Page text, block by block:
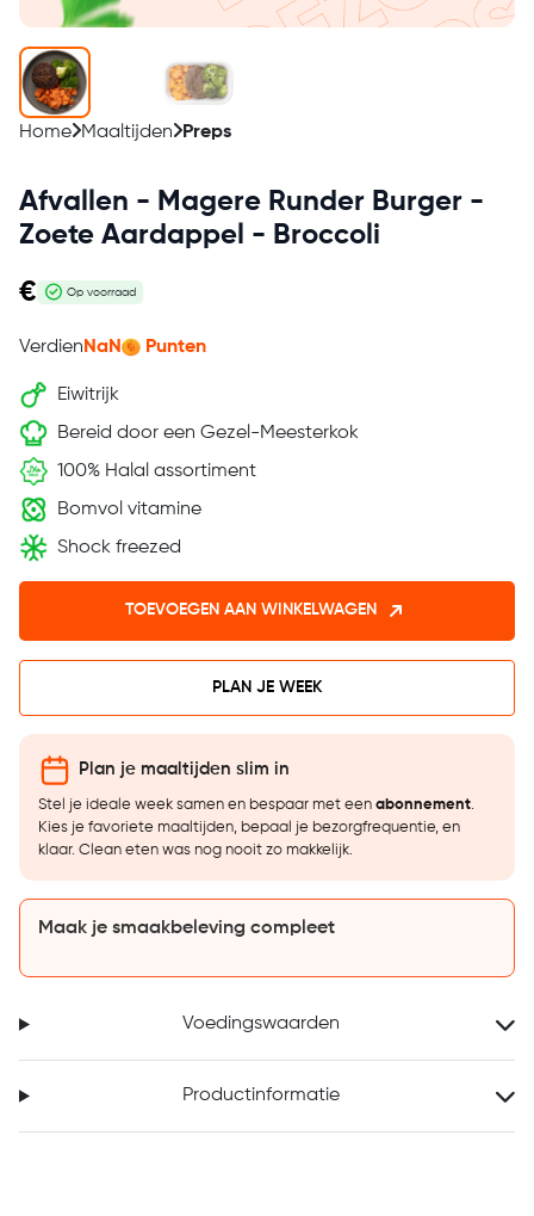
Home Maaltijden Preps
Afvallen - Magere Runder Burger -
Zoete Aardappel - Broccoli
€
Op voorraad
Verdien NaN Punten
Eiwitrijk
Bereid door een Gezel-Meesterkok
100% Halal assortiment
Bomvol vitamine
Shock freezed
TOEVOEGEN AAN WINKELWAGEN
PLAN JE WEEK
Plan je maaltijden slim in
Stel je ideale week samen en bespaar met een abonnement.
Kies je favoriete maaltijden, bepaal je bezorgfrequentie, en
klaar. Clean eten was nog nooit zo makkelijk.
Maak je smaakbeleving compleet
Voedingswaarden
Productinformatie